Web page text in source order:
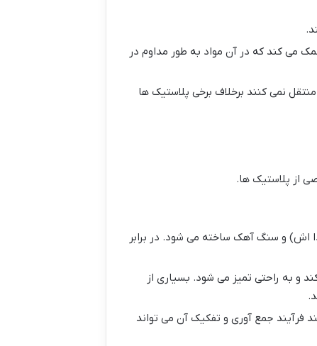
می کند که در آن مواد به طور مداوم در
نمی کنند برخلاف برخی پلاستیک ها
از پلاستیک ها.
اش) و سنگ آهک ساخته می شود. در برابر
و به راحتی تمیز می شود. بسیاری از
جمع آوری و تفکیک آن می تواند